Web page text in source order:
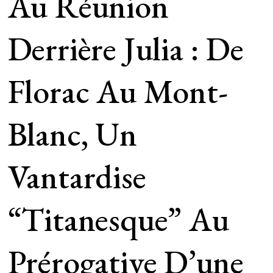
Derrière Julia : De
Florac Au Mont-
Blanc, Un
Vantardise
“titanesque” Au
Prérogative D’une